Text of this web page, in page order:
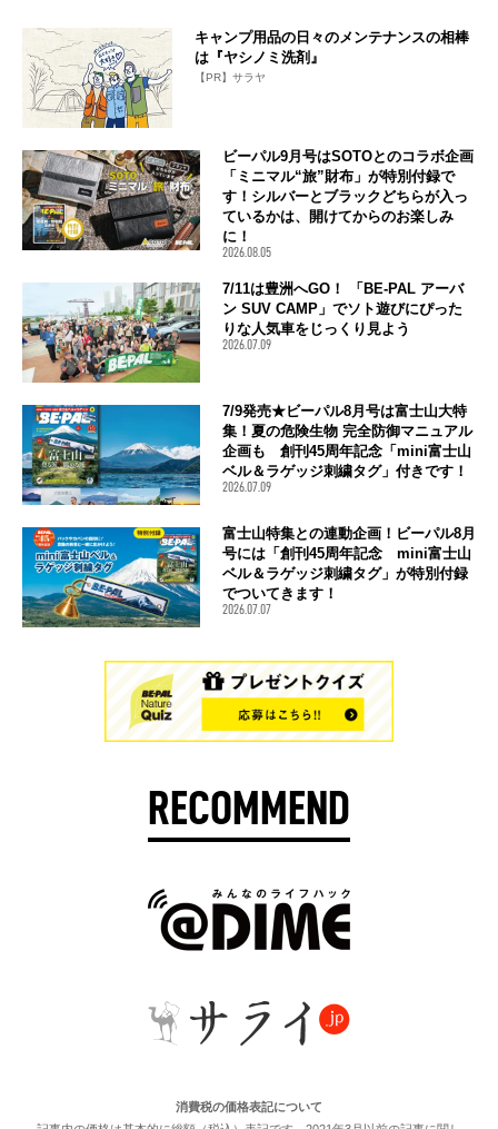
キャンプ用品の日々のメンテナンスの相棒
は『ヤシノミ洗剤』
【PR】サラヤ
ビーパル9月号はSOTOとのコラボ企画
「ミニマル“旅”財布」が特別付録で
す！シルバーとブラックどちらが入っ
ているかは、開けてからのお楽しみ
に！
2026.08.05
7/11は豊洲へGO！ 「BE-PAL アーバ
ン SUV CAMP」でソト遊びにぴった
りな人気車をじっくり見よう
2026.07.09
7/9発売★ビーパル8月号は富士山大特
集！夏の危険生物 完全防御マニュアル
企画も 創刊45周年記念「mini富士山
ベル＆ラゲッジ刺繍タグ」付きです！
2026.07.09
富士山特集との連動企画！ビーパル8月
号には「創刊45周年記念 mini富士山
ベル＆ラゲッジ刺繍タグ」が特別付録
でついてきます！
2026.07.07
RECOMMEND
消費税の価格表記について